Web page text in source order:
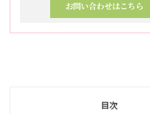
お問い合わせはこちら
目次